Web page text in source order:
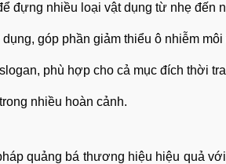
đựng nhiều loại vật dụng từ nhẹ đến
góp phần giảm thiểu ô nhiễm
phù hợp cho cả mục đích thời
nhiều hoàn cảnh.
quảng bá thương hiệu hiệu quả